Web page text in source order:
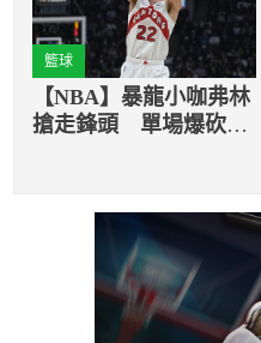
籃球
【NBA】暴龍小咖弗林
搶走鋒頭 單場爆砍73